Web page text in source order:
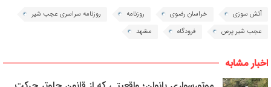
آتش سوزی خراسان رضوی روزنامه
روزنامه سراسری عجب شیر
عجب شیر پرس
فرودگاه مشهد
اخبار مشابه